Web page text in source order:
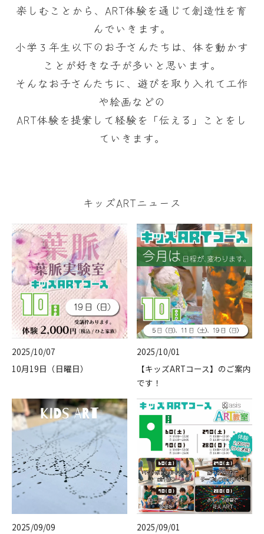
楽しむことから、ART体験を通じて創造性を育
んでいきます。
小学３年生以下のお子さんたちは、体を動かす
ことが好きな子が多いと思います。
そんなお子さんたちに、遊びを取り入れて工作
や絵画などの
ART体験を提案して経験を「伝える」ことをし
ていきます。
キッズARTニュース
2025/10/07
10月19日（日曜日）
2025/10/01
【キッズARTコース】のご案内
です！
2025/09/09
2025/09/01